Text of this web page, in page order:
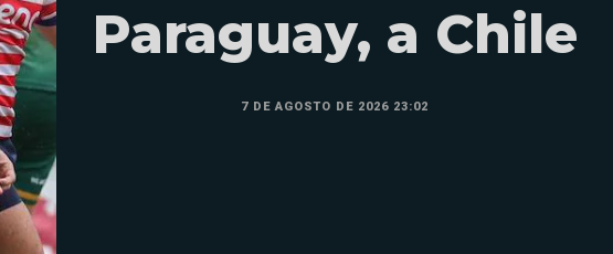
Paraguay, a Chile
7 DE AGOSTO DE 2026 23:02